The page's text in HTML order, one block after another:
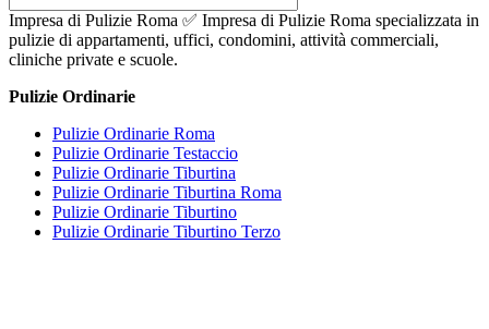
Impresa di Pulizie Roma ✅ Impresa di Pulizie Roma specializzata in
pulizie di appartamenti, uffici, condomini, attività commerciali,
cliniche private e scuole.
Pulizie Ordinarie
Pulizie Ordinarie Roma
Pulizie Ordinarie Testaccio
Pulizie Ordinarie Tiburtina
Pulizie Ordinarie Tiburtina Roma
Pulizie Ordinarie Tiburtino
Pulizie Ordinarie Tiburtino Terzo